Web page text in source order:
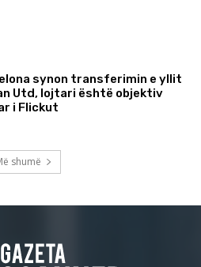
synon transferimin e yllit
Utd, lojtari është objektiv
i Flickut
shumë